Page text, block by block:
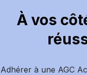
À vos
Adhérer à une AGC